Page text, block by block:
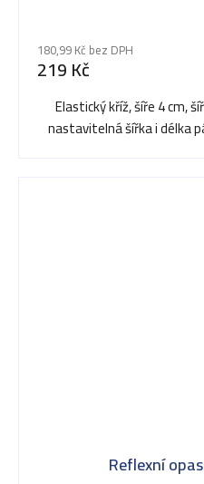
180,99 Kč bez DPH
219 Kč
Elastický kříž, šíře 4 cm,
nastavitelná šířka i délka
Reflexní